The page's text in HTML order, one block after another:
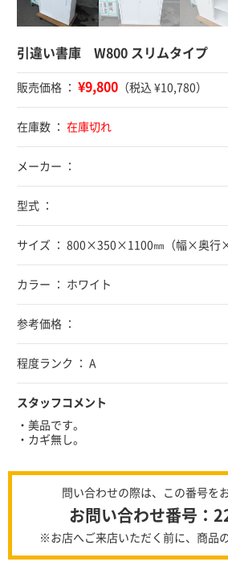
引違い書庫 W800 スリムタイプ
販売価格 ： ¥9,800 （税込 ¥10,780）
在庫数 ： 在庫切れ
メーカー ：
型式 ：
サイズ ： 800×350×1100㎜（幅×奥行×
カラー ： ホワイト
参考価格 ：
程度ランク ： A
スタッフコメント
・美品です。
・カギ無し。
問い合わせの際は、この番号を
お問い合わせ番号：
※お店へご来店いただく前に、商品